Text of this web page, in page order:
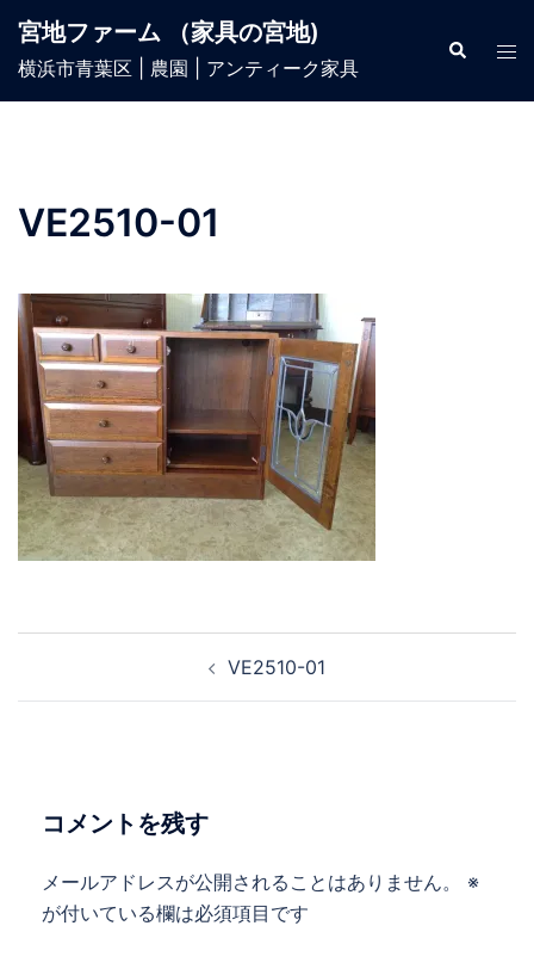
宮地ファーム （家具の宮地)
横浜市青葉区 | 農園 | アンティーク家具
VE2510-01
VE2510-01
コメントを残す
メールアドレスが公開されることはありません。
※
が付いている欄は必須項目です